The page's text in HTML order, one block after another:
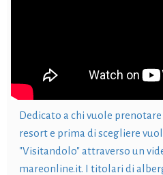
Dedicato a chi vuole
resort e prima di scegliere
"Visitandolo" attraverso un
mareonline.it. I titolari di